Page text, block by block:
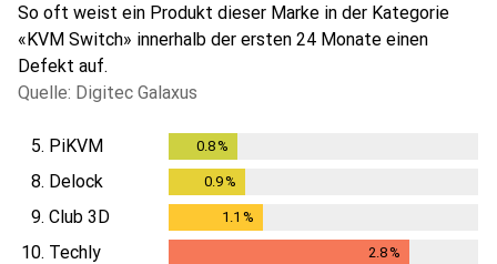
So oft weist ein Produkt dieser Marke in der Kategorie
«KVM Switch» innerhalb der ersten 24 Monate einen
Defekt auf.
Quelle: Digitec Galaxus
5. PiKVM 0.8%
8. Delock 0.9%
9. Club 3D 1.1 %
10. Techly 2.8%